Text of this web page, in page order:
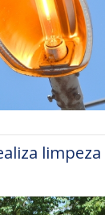
limpeza